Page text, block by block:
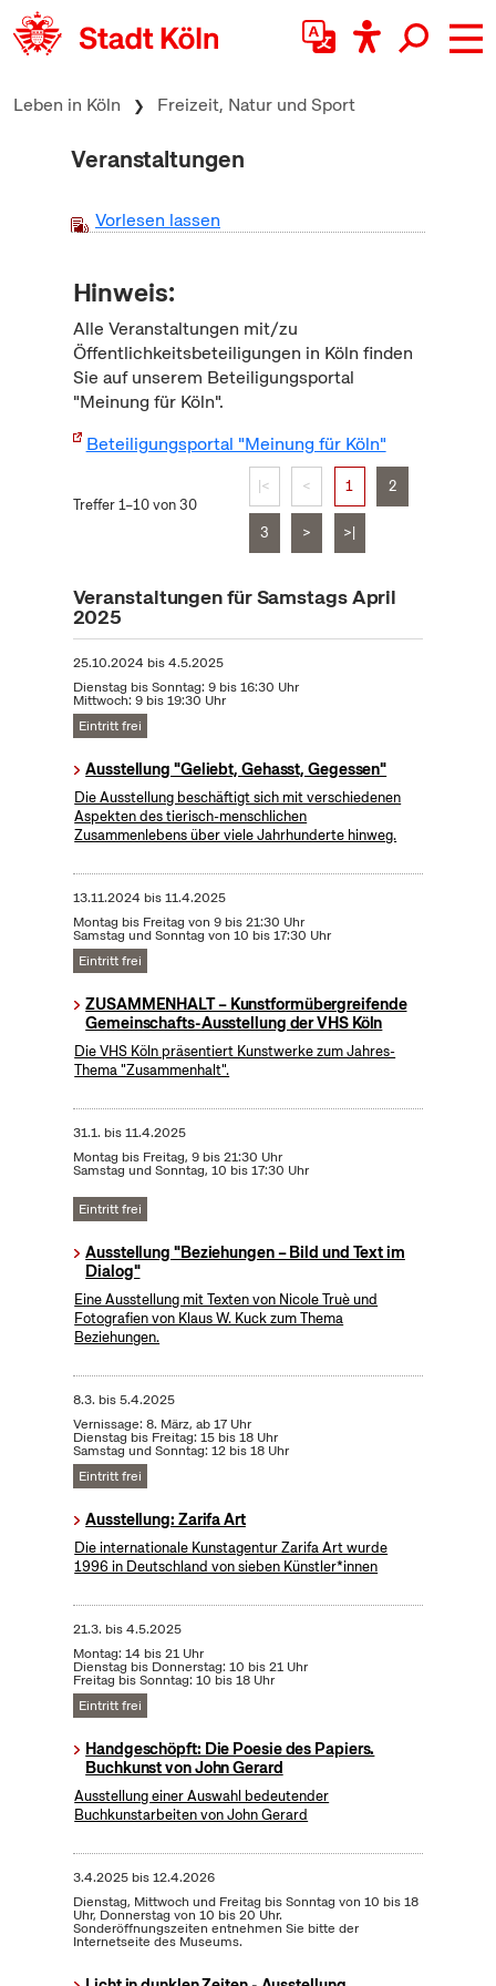
zum Inhalt springen
Leben in Köln Freizeit, Natur und Sport
Veranstaltungen
Vorlesen lassen
Hinweis:
Alle Veranstaltungen mit/zu
Öffentlichkeitsbeteiligungen in Köln finden
Sie auf unserem Beteiligungsportal
"Meinung für Köln".
Beteiligungsportal "Meinung für Köln"
Treffer 1–10 von 30
|< < 1 2
3 > >|
Veranstaltungen für Samstags April
2025
25.10.2024 bis4.5.2025
Dienstag bis Sonntag: 9 bis 16:30 Uhr
Mittwoch: 9 bis 19:30 Uhr
Eintritt frei
Ausstellung "Geliebt, Gehasst, Gegessen"
Die Ausstellung beschäftigt sich mit verschiedenen
Aspekten des tierisch-menschlichen
Zusammenlebens über viele Jahrhunderte hinweg.
13.11.2024 bis11.4.2025
Montag bis Freitag von 9 bis 21:30 Uhr
Samstag und Sonntag von 10 bis 17:30 Uhr
Eintritt frei
ZUSAMMENHALT – Kunstformübergreifende
Gemeinschafts-Ausstellung der VHS Köln
Die VHS Köln präsentiert Kunstwerke zum Jahres-
Thema "Zusammenhalt".
31.1. bis11.4.2025
Montag bis Freitag, 9 bis 21:30 Uhr
Samstag und Sonntag, 10 bis 17:30 Uhr
Eintritt frei
Ausstellung "Beziehungen – Bild und Text im
Dialog"
Eine Ausstellung mit Texten von Nicole Truè und
Fotografien von Klaus W. Kuck zum Thema
Beziehungen.
8.3. bis5.4.2025
Vernissage: 8. März, ab 17 Uhr
Dienstag bis Freitag: 15 bis 18 Uhr
Samstag und Sonntag: 12 bis 18 Uhr
Eintritt frei
Ausstellung: Zarifa Art
Die internationale Kunstagentur Zarifa Art wurde
1996 in Deutschland von sieben Künstler*innen
21.3. bis4.5.2025
Montag: 14 bis 21 Uhr
Dienstag bis Donnerstag: 10 bis 21 Uhr
Freitag bis Sonntag: 10 bis 18 Uhr
Eintritt frei
Handgeschöpft: Die Poesie des Papiers.
Buchkunst von John Gerard
Ausstellung einer Auswahl bedeutender
Buchkunstarbeiten von John Gerard
3.4.2025bis12.4.2026
Dienstag, Mittwoch und Freitag bis Sonntag von 10 bis 18
Uhr, Donnerstag von 10 bis 20 Uhr.
Sonderöffnungszeiten entnehmen Sie bitte der
Internetseite des Museums.